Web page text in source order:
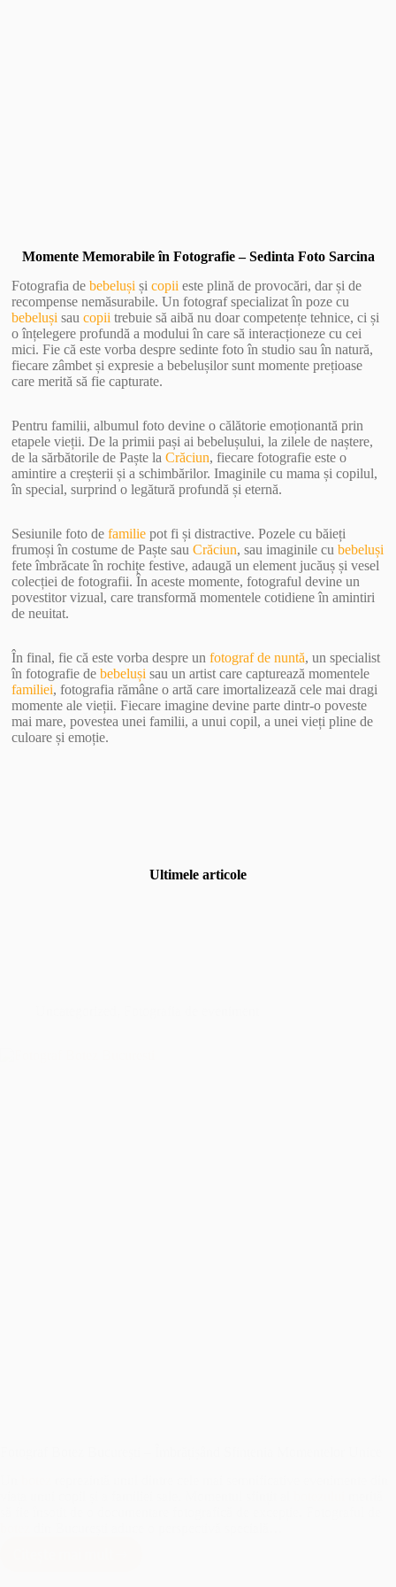
Momente Memorabile în Fotografie – Sedinta Foto Sarcina
Fotografia debebeluși șicopii este plină de provocări, dar și de
recompense nemăsurabile. Un fotograf specializat în poze cu
bebeluși saucopii trebuie să aibă nu doar competențe tehnice, ci și
o înțelegere profundă a modului în care să interacționeze cu cei
mici. Fie că este vorba despre sedinte foto în studio sau în natură,
fiecare zâmbet și expresie a bebelușilor sunt momente prețioase
care merită să fie capturate.
Pentru familii, albumul foto devine o călătorie emoționantă prin
etapele vieții. De la primii pași ai bebelușului, la zilele de naștere,
de la sărbătorile de Paște laCrăciun, fiecare fotografie este o
amintire a creșterii și a schimbărilor. Imaginile cu mama și copilul,
în special, surprind o legătură profundă și eternă.
Sesiunile foto defamilie pot fi și distractive. Pozele cu băieți
frumoși în costume de Paște sauCrăciun, sau imaginile cubebeluși
fete îmbrăcate în rochițe festive, adaugă un element jucăuș și vesel
colecției de fotografii. În aceste momente, fotograful devine un
povestitor vizual, care transformă momentele cotidiene în amintiri
de neuitat.
În final, fie că este vorba despre unfotograf de nuntă, un specialist
în fotografie debebeluși sau un artist care capturează momentele
familiei, fotografia rămâne o artă care imortalizează cele mai dragi
momente ale vieții. Fiecare imagine devine parte dintr-o poveste
mai mare, povestea unei familii, a unui copil, a unei vieți pline de
culoare și emoție.
Ultimele articole